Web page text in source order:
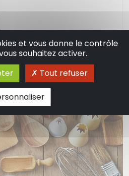
- cuillères à remuer
cuisson
et vous donne le contrôle
souhaitez activer.
Tout refuser